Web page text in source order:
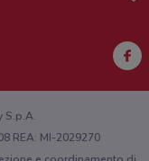
S.p.A.
REA: MI-2029270